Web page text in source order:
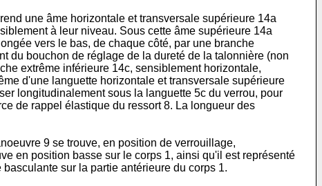
une âme horizontale et transversale supérieure 14a
à leur niveau. Sous cette âme supérieure 14a
vers le bas, de chaque côté, par une branche
du bouchon de réglage de la dureté de la talonnière (non
extrême inférieure 14c, sensiblement horizontale,
d'une languette horizontale et transversale supérieure
longitudinalement sous la languette 5c du verrou, pour
de rappel élastique du ressort 8. La longueur des
9 se trouve, en position de verrouillage,
en position basse sur le corps 1, ainsi qu'il est représenté
sur la partie antérieure du corps 1.